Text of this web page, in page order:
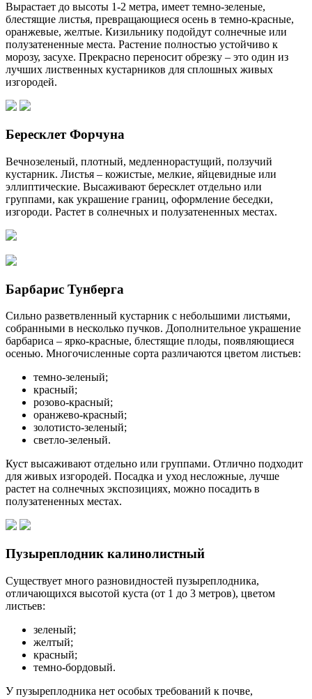
Вырастает до высоты 1-2 метра, имеет темно-зеленые,
блестящие листья, превращающиеся осень в темно-красные,
оранжевые, желтые. Кизильнику подойдут солнечные или
полузатененные места. Растение полностью устойчиво к
морозу, засухе. Прекрасно переносит обрезку – это один из
лучших лиственных кустарников для сплошных живых
изгородей.
Бересклет Форчуна
Вечнозеленый, плотный, медленнорастущий, ползучий
кустарник. Листья – кожистые, мелкие, яйцевидные или
эллиптические. Высаживают бересклет отдельно или
группами, как украшение границ, оформление беседки,
изгороди. Растет в солнечных и полузатененных местах.
Барбарис Тунберга
Сильно разветвленный кустарник с небольшими листьями,
собранными в несколько пучков. Дополнительное украшение
барбариса – ярко-красные, блестящие плоды, появляющиеся
осенью. Многочисленные сорта различаются цветом листьев:
темно-зеленый;
красный;
розово-красный;
оранжево-красный;
золотисто-зеленый;
светло-зеленый.
Куст высаживают отдельно или группами. Отлично подходит
для живых изгородей. Посадка и уход несложные, лучше
растет на солнечных экспозициях, можно посадить в
полузатененных местах.
Пузыреплодник калинолистный
Существует много разновидностей пузыреплодника,
отличающихся высотой куста (от 1 до 3 метров), цветом
листьев:
зеленый;
желтый;
красный;
темно-бордовый.
У пузыреплодника нет особых требований к почве,